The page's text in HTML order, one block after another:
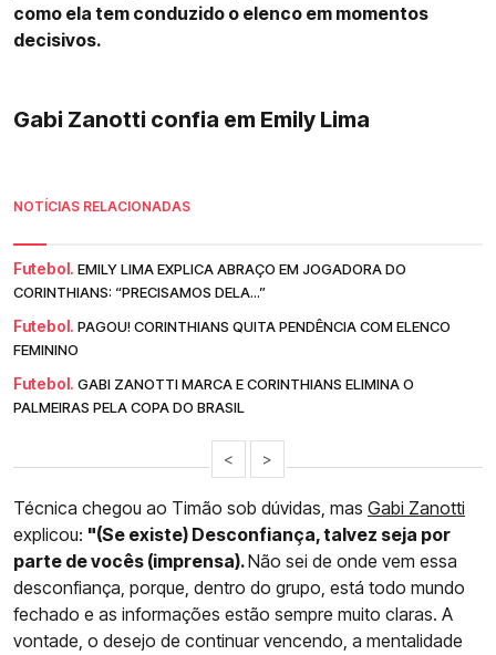
como ela tem conduzido o elenco em momentos
decisivos.
Gabi Zanotti confia em Emily Lima
NOTÍCIAS RELACIONADAS
Futebol. EMILY LIMA EXPLICA ABRAÇO EM JOGADORA DO
CORINTHIANS: “PRECISAMOS DELA...”
Futebol. PAGOU! CORINTHIANS QUITA PENDÊNCIA COM ELENCO
FEMININO
Futebol. GABI ZANOTTI MARCA E CORINTHIANS ELIMINA O
PALMEIRAS PELA COPA DO BRASIL
< >
Técnica chegou ao Timão sob dúvidas, mas Gabi Zanotti
explicou: "(Se existe) Desconfiança, talvez seja por
parte de vocês (imprensa).Não sei de onde vem essa
desconfiança, porque, dentro do grupo, está todo mundo
fechado e as informações estão sempre muito claras. A
vontade, o desejo de continuar vencendo, a mentalidade